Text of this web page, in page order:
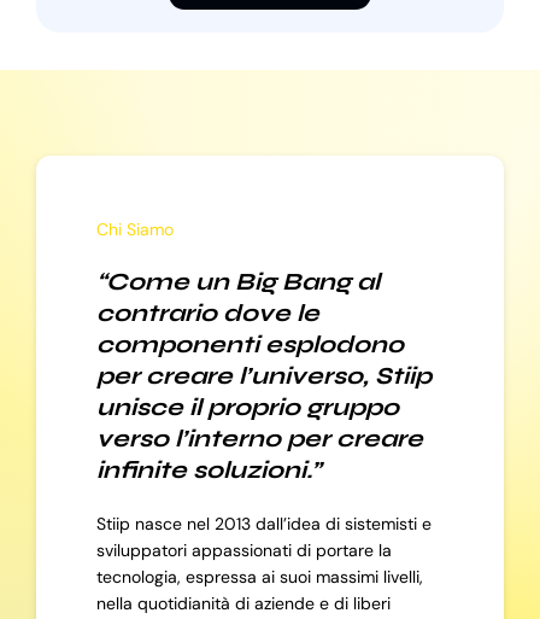
Chi Siamo
“Come un Big Bang al
contrario dove le
componenti esplodono
per creare l’universo, Stiip
unisce il proprio gruppo
verso l’interno per creare
infinite soluzioni.”
Stiip nasce nel 2013 dall’idea di sistemisti e
sviluppatori appassionati di portare la
tecnologia, espressa ai suoi massimi livelli,
nella quotidianità di aziende e di liberi